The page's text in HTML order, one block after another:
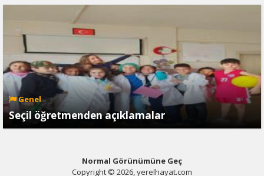
Genel
Seçil öğretmenden açıklamalar
Normal Görünümüne Geç
Copyright © 2026, yerelhayat.com